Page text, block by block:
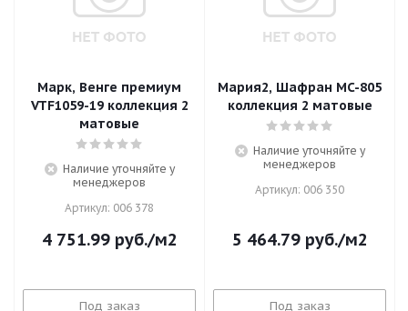
Марк, Венге премиум
VTF1059-19 коллекция 2
матовые
Наличие уточняйте у
менеджеров
Артикул: 006 378
4 751.99руб./м2
Под заказ
Мария2, Шафран MC-805
коллекция 2 матовые
Наличие уточняйте у
менеджеров
Артикул: 006 350
5 464.79руб./м2
Под заказ